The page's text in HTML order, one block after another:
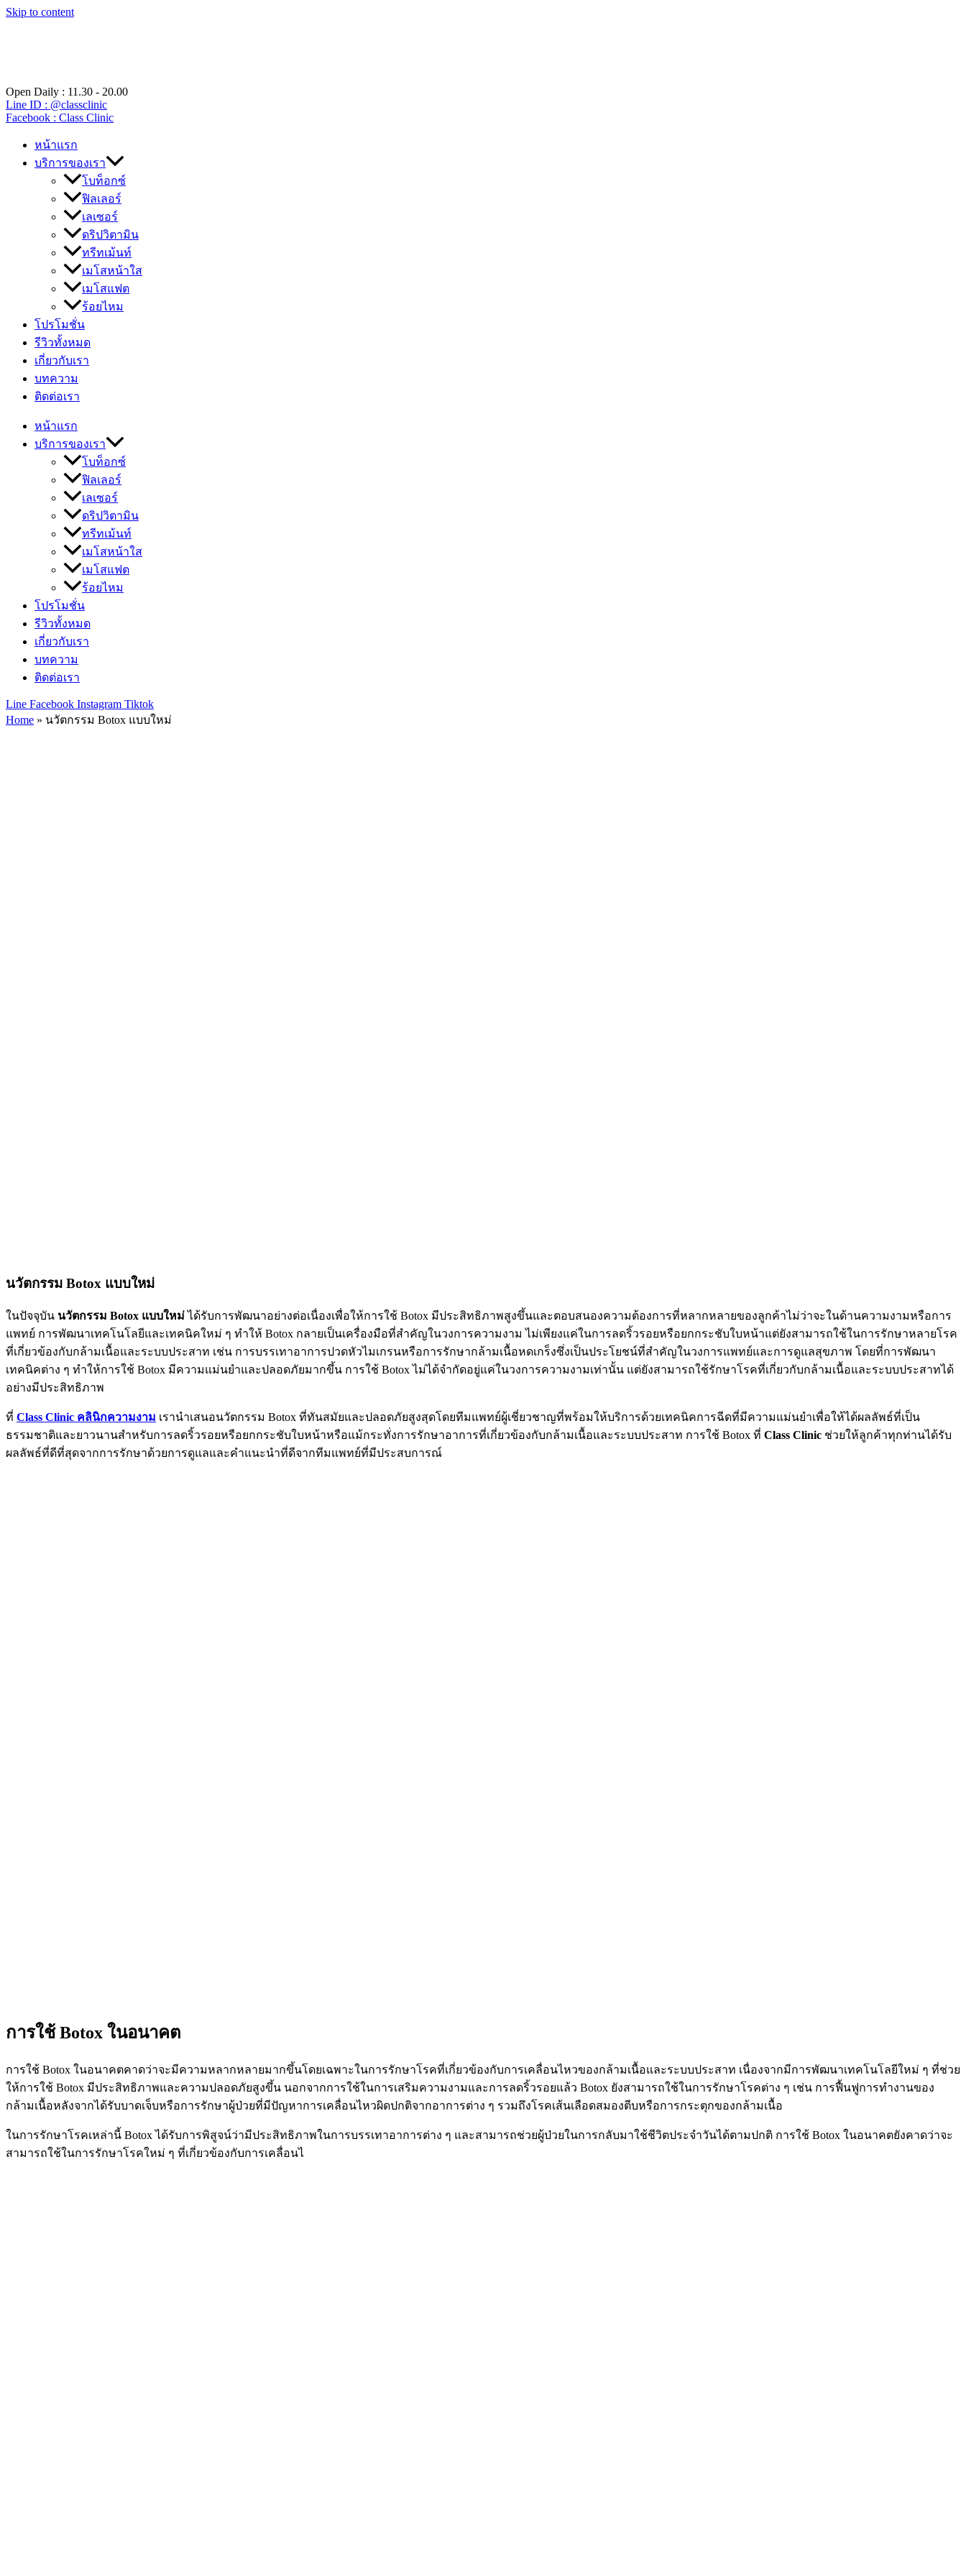
Skip to content
Open Daily : 11.30 - 20.00
Line ID : @classclinic​
Facebook : Class Clinic
หน้าแรก
บริการของเรา
โบท็อกซ์
ฟิลเลอร์
เลเซอร์
ดริปวิตามิน
ทรีทเม้นท์
เมโสหน้าใส
เมโสแฟต
ร้อยไหม
โปรโมชั่น
รีวิวทั้งหมด
เกี่ยวกับเรา
บทความ
ติดต่อเรา
หน้าแรก
บริการของเรา
โบท็อกซ์
ฟิลเลอร์
เลเซอร์
ดริปวิตามิน
ทรีทเม้นท์
เมโสหน้าใส
เมโสแฟต
ร้อยไหม
โปรโมชั่น
รีวิวทั้งหมด
เกี่ยวกับเรา
บทความ
ติดต่อเรา
Line Facebook Instagram Tiktok
Home » นวัตกรรม Botox แบบใหม่
นวัตกรรม Botox แบบใหม่
ในปัจจุบัน นวัตกรรม Botox แบบใหม่ได้รับการพัฒนาอย่างต่อเนื่องเพื่อให้การใช้ Botox มีประสิทธิภาพสูงขึ้นและตอบสนองความต้องการที่หลากหลายของลูกค้าไม่ว่าจะในด้านความงามหรือการ
แพทย์ การพัฒนาเทคโนโลยีและเทคนิคใหม่ ๆ ทำให้ Botox กลายเป็นเครื่องมือที่สำคัญในวงการความงาม ไม่เพียงแค่ในการลดริ้วรอยหรือยกกระชับใบหน้าแต่ยังสามารถใช้ในการรักษาหลายโรค
ที่เกี่ยวข้องกับกล้ามเนื้อและระบบประสาท เช่น การบรรเทาอาการปวดหัวไมเกรนหรือการรักษากล้ามเนื้อหดเกร็งซึ่งเป็นประโยชน์ที่สำคัญในวงการแพทย์และการดูแลสุขภาพ โดยที่การพัฒนา
เทคนิคต่าง ๆ ทำให้การใช้ Botox มีความแม่นยำและปลอดภัยมากขึ้น การใช้ Botox ไม่ได้จำกัดอยู่แค่ในวงการความงามเท่านั้น แต่ยังสามารถใช้รักษาโรคที่เกี่ยวกับกล้ามเนื้อและระบบประสาทได้
อย่างมีประสิทธิภาพ
ที่ Class Clinic คลินิกความงาม เรานำเสนอนวัตกรรม Botox ที่ทันสมัยและปลอดภัยสูงสุดโดยทีมแพทย์ผู้เชี่ยวชาญที่พร้อมให้บริการด้วยเทคนิคการฉีดที่มีความแม่นยำเพื่อให้ได้ผลลัพธ์ที่เป็น
ธรรมชาติและยาวนานสำหรับการลดริ้วรอยหรือยกกระชับใบหน้าหรือแม้กระทั่งการรักษาอาการที่เกี่ยวข้องกับกล้ามเนื้อและระบบประสาท การใช้ Botox ที่ Class Clinic ช่วยให้ลูกค้าทุกท่านได้รับ
ผลลัพธ์ที่ดีที่สุดจากการรักษาด้วยการดูแลและคำแนะนำที่ดีจากทีมแพทย์ที่มีประสบการณ์
การใช้ Botox ในอนาคต
การใช้ Botox ในอนาคตคาดว่าจะมีความหลากหลายมากขึ้นโดยเฉพาะในการรักษาโรคที่เกี่ยวข้องกับการเคลื่อนไหวของกล้ามเนื้อและระบบประสาท เนื่องจากมีการพัฒนาเทคโนโลยีใหม่ ๆ ที่ช่วย
ให้การใช้ Botox มีประสิทธิภาพและความปลอดภัยสูงขึ้น นอกจากการใช้ในการเสริมความงามและการลดริ้วรอยแล้ว Botox ยังสามารถใช้ในการรักษาโรคต่าง ๆ เช่น การฟื้นฟูการทำงานของ
กล้ามเนื้อหลังจากได้รับบาดเจ็บหรือการรักษาผู้ป่วยที่มีปัญหาการเคลื่อนไหวผิดปกติจากอาการต่าง ๆ รวมถึงโรคเส้นเลือดสมองตีบหรือการกระตุกของกล้ามเนื้อ
ในการรักษาโรคเหล่านี้ Botox ได้รับการพิสูจน์ว่ามีประสิทธิภาพในการบรรเทาอาการต่าง ๆ และสามารถช่วยผู้ป่วยในการกลับมาใช้ชีวิตประจำวันได้ตามปกติ การใช้ Botox ในอนาคตยังคาดว่าจะ
สามารถใช้ในการรักษาโรคใหม่ ๆ ที่เกี่ยวข้องกับการเคลื่อนไ